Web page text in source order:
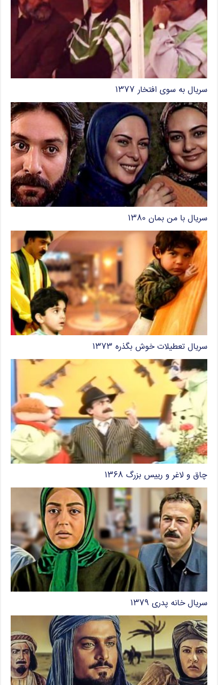
سریال به سوی افتخار ۱۳۷۷
سریال با من بمان ۱۳۸۰
سریال تعطیلات خوش بگذره ۱۳۷۳
چاق و لاغر و رییس بزرگ ۱۳۶۸
سریال خانه پدری ۱۳۷۹